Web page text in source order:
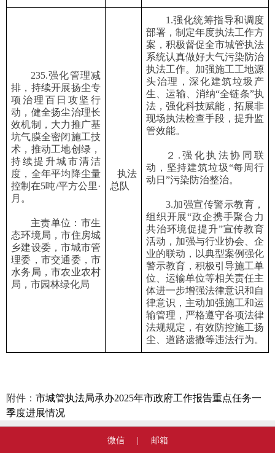
235.强化管理减
排，持续开展扬尘专
项治理百日攻坚行
动，健全扬尘治理长
效机制，大力推广基
坑气膜全密闭施工技
术，推动工地创绿，
持续提升城市清洁
度，全年平均降尘量
控制在5吨/平方公里·
月。
主责单位：市生
态环境局，市住房城
乡建设委，市城市管
理委，市交通委，市
水务局，市农业农村
局，市园林绿化局
执法
总队
1.强化统筹指导和调度
部署，制定年度执法工作方
案，积极督促全市城管执法
系统认真做好大气污染防治
执法工作。加强施工工地源
头治理，深化建筑垃圾产
生、运输、消纳“全链条”执
法，强化科技赋能，拓展非
现场执法检查手段，提升监
管效能。
２ .强化执法协同联
动，坚持建筑垃圾“每周行
动日”污染防治整治。
3.加强宣传警示教育，
组织开展“政企携手聚合力
共治环境促提升”宣传教育
活动，加强与行业协会、企
业的联动，以典型案例强化
警示教育，积极引导施工单
位、运输单位等相关责任主
体进一步增强法律意识和自
律意识，主动加强施工和运
输管理，严格遵守各项法律
法规规定，有效防控施工扬
尘、道路遗撒等违法行为。
附件： 市城管执法局承办2025年市政府工作报告重点任务一
季度进展情况
微信 邮箱